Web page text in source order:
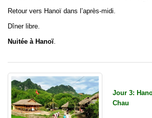
Retour vers Hanoï dans l’après-midi.
Dîner libre.
Nuitée à Hanoï
Jour 3:
Chau